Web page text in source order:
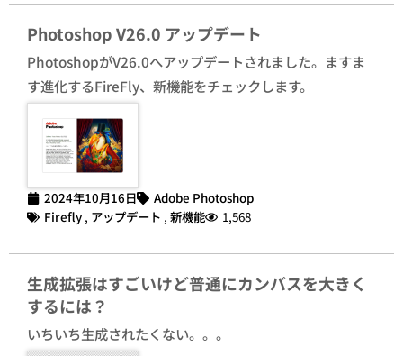
Photoshop V26.0 アップデート
PhotoshopがV26.0へアップデートされました。ますま
す進化するFireFly、新機能をチェックします。
2024年10月16日
Adobe Photoshop
Firefly , アップデート , 新機能 1,568
生成拡張はすごいけど普通にカンバスを大きく
するには？
いちいち生成されたくない。。。